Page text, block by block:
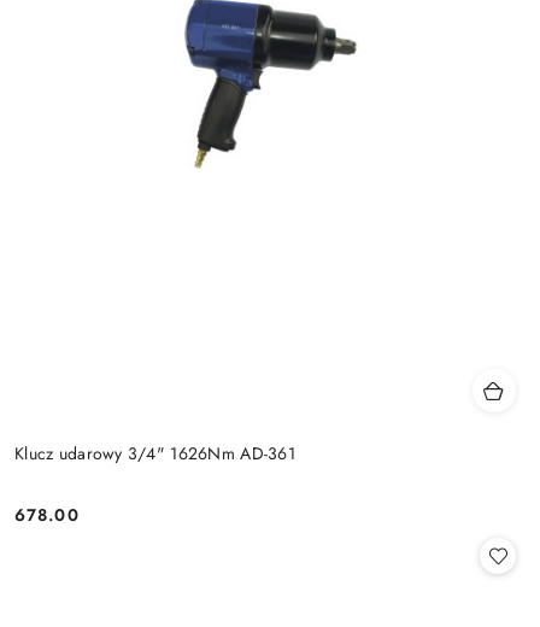
Klucz udarowy 3/4" 1626Nm AD-361
Cena:
678.00